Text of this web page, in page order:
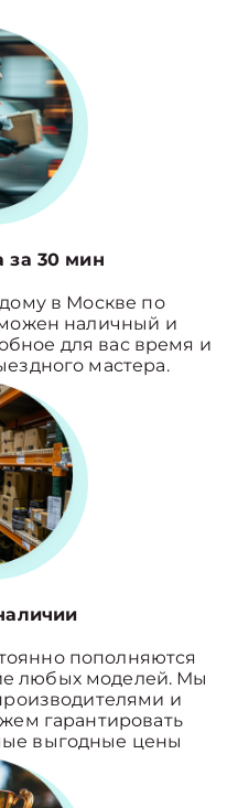
за 30 мин
в Москве по
наличный и
для вас время и
мастера.
пополняются
любых моделей. Мы
и
гарантировать
выгодные цены